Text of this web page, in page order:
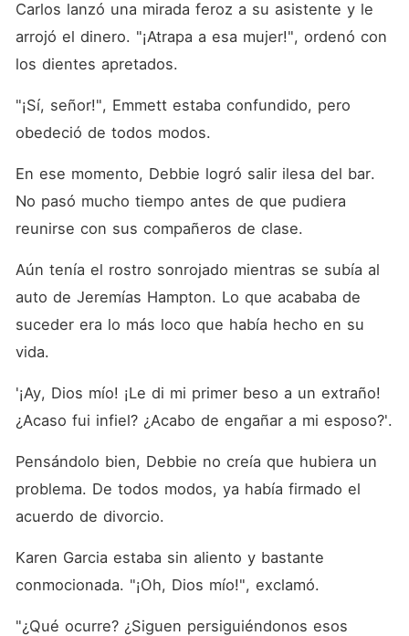
Carlos lanzó una mirada feroz a su asistente y le
arrojó el dinero. "¡Atrapa a esa mujer!", ordenó con
los dientes apretados.
"¡Sí, señor!", Emmett estaba confundido, pero
obedeció de todos modos.
En ese momento, Debbie logró salir ilesa del bar.
No pasó mucho tiempo antes de que pudiera
reunirse con sus compañeros de clase.
Aún tenía el rostro sonrojado mientras se subía al
auto de Jeremías Hampton. Lo que acababa de
suceder era lo más loco que había hecho en su
vida.
'¡Ay, Dios mío! ¡Le di mi primer beso a un extraño!
¿Acaso fui infiel? ¿Acabo de engañar a mi esposo?'.
Pensándolo bien, Debbie no creía que hubiera un
problema. De todos modos, ya había firmado el
acuerdo de divorcio.
Karen Garcia estaba sin aliento y bastante
conmocionada. "¡Oh, Dios mío!", exclamó.
"¿Qué ocurre? ¿Siguen persiguiéndonos esos